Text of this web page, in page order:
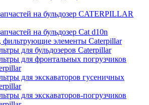
на бульдозер CATERPILLAR
на бульдозер Сat d10n
элементы Caterpillar
для бульдозеров Caterpillar
для фронтальных погрузчиков
для экскаваторов гусеничных
для экскаваторов-погрузчиков